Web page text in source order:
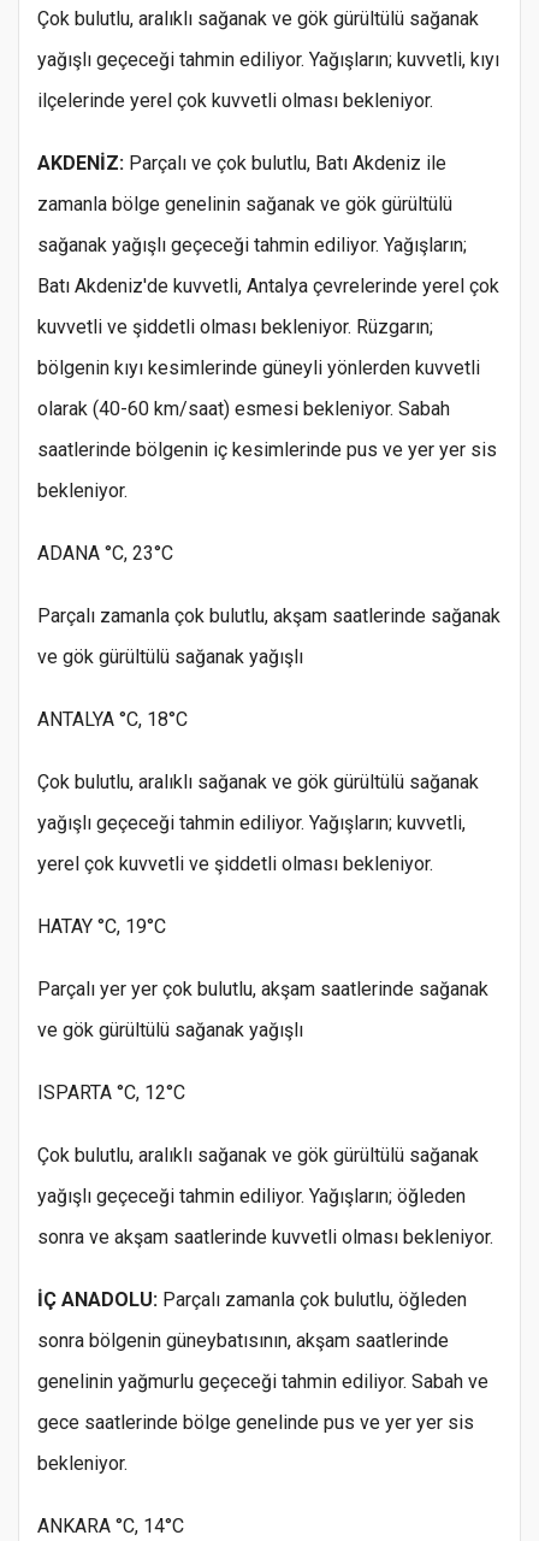
Çok bulutlu, aralıklı sağanak ve gök gürültülü sağanak
yağışlı geçeceği tahmin ediliyor. Yağışların; kuvvetli, kıyı
ilçelerinde yerel çok kuvvetli olması bekleniyor.
AKDENİZ: Parçalı ve çok bulutlu, Batı Akdeniz ile
zamanla bölge genelinin sağanak ve gök gürültülü
sağanak yağışlı geçeceği tahmin ediliyor. Yağışların;
Batı Akdeniz'de kuvvetli, Antalya çevrelerinde yerel çok
kuvvetli ve şiddetli olması bekleniyor. Rüzgarın;
bölgenin kıyı kesimlerinde güneyli yönlerden kuvvetli
olarak (40-60 km/saat) esmesi bekleniyor. Sabah
saatlerinde bölgenin iç kesimlerinde pus ve yer yer sis
bekleniyor.
ADANA °C, 23°C
Parçalı zamanla çok bulutlu, akşam saatlerinde sağanak
ve gök gürültülü sağanak yağışlı
ANTALYA °C, 18°C
Çok bulutlu, aralıklı sağanak ve gök gürültülü sağanak
yağışlı geçeceği tahmin ediliyor. Yağışların; kuvvetli,
yerel çok kuvvetli ve şiddetli olması bekleniyor.
HATAY °C, 19°C
Parçalı yer yer çok bulutlu, akşam saatlerinde sağanak
ve gök gürültülü sağanak yağışlı
ISPARTA °C, 12°C
Çok bulutlu, aralıklı sağanak ve gök gürültülü sağanak
yağışlı geçeceği tahmin ediliyor. Yağışların; öğleden
sonra ve akşam saatlerinde kuvvetli olması bekleniyor.
İÇ ANADOLU: Parçalı zamanla çok bulutlu, öğleden
sonra bölgenin güneybatısının, akşam saatlerinde
genelinin yağmurlu geçeceği tahmin ediliyor. Sabah ve
gece saatlerinde bölge genelinde pus ve yer yer sis
bekleniyor.
ANKARA °C, 14°C